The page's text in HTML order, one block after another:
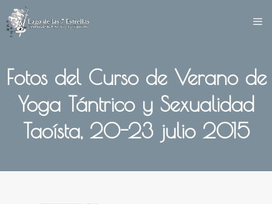
Saltar
al
Fotos del Curso de Verano de
Yoga Tántrico y Sexualidad
Taoísta, 20-23 julio 2015